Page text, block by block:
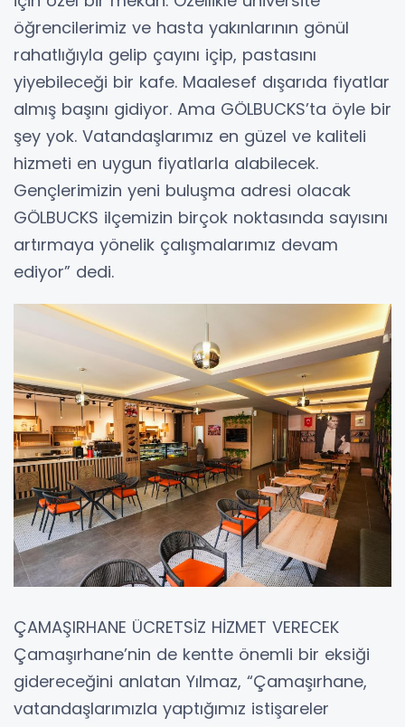
öğrencilerimiz ve hasta yakınlarının gönül
rahatlığıyla gelip çayını içip, pastasını
yiyebileceği bir kafe. Maalesef dışarıda fiyatlar
almış başını gidiyor. Ama GÖLBUCKS’ta öyle bir
şey yok. Vatandaşlarımız en güzel ve kaliteli
hizmeti en uygun fiyatlarla alabilecek.
Gençlerimizin yeni buluşma adresi olacak
GÖLBUCKS ilçemizin birçok noktasında sayısını
artırmaya yönelik çalışmalarımız devam
ediyor” dedi.
ÇAMAŞIRHANE ÜCRETSİZ HİZMET VERECEK
Çamaşırhane’nin de kentte önemli bir eksiği
gidereceğini anlatan Yılmaz, “Çamaşırhane,
vatandaşlarımızla yaptığımız istişareler